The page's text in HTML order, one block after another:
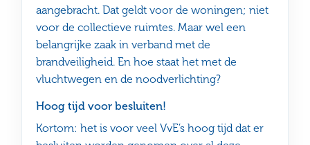
aangebracht. Dat geldt voor de woningen; niet
voor de collectieve ruimtes. Maar wel een
belangrijke zaak in verband met de
brandveiligheid. En hoe staat het met de
vluchtwegen en de noodverlichting?
Hoog tijd voor besluiten!
Kortom: het is voor veel VvE’s hoog tijd dat er